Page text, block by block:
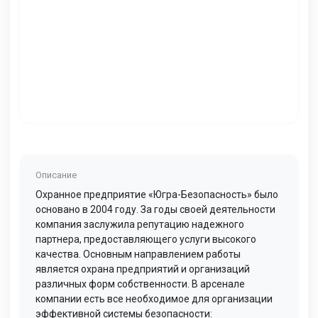
Описание
Охранное предприятие «Югра-Безопасность» было
основано в 2004 году. За годы своей деятельности
компания заслужила репутацию надежного
партнера, предоставляющего услуги высокого
качества. Основным направлением работы
является охрана предприятий и организаций
различных форм собственности. В арсенале
компании есть все необходимое для организации
эффективной системы безопасности: